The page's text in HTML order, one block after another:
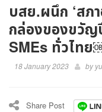
บสย.ผนึก ‘สภ
กล่องของขวัญ
SMEs ทั่วไท
18 January 2023 by
Share Post